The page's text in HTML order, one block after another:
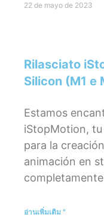
22 de mayo de 2023
Rilasciato
Silicon (M1 e
Estamos
iStopMotion,
para la
animación en
อ่านเพิ่มเติม "